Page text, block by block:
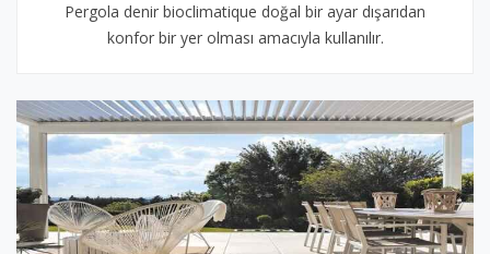
Pergola denir bioclimatique doğal bir ayar dışarıdan
konfor bir yer olması amacıyla kullanılır.